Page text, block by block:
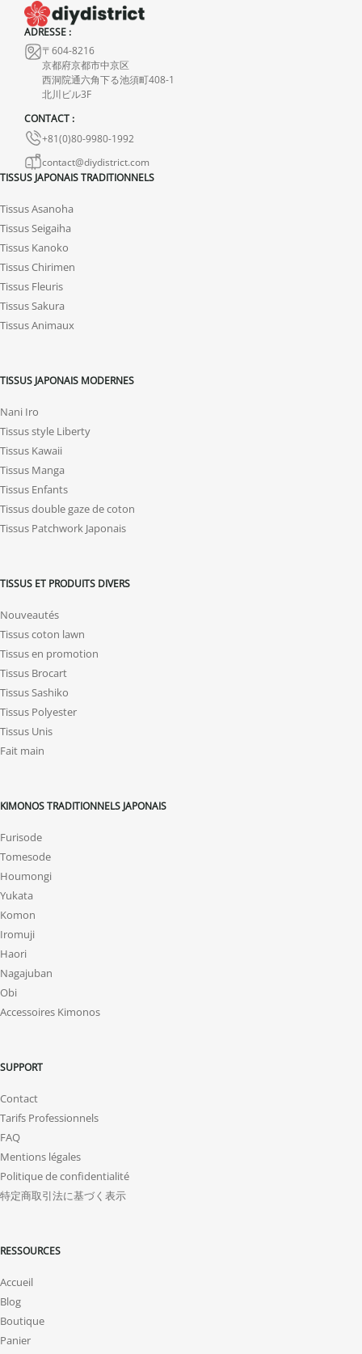
ADRESSE :
〒604-8216
京都府京都市中京区
西洞院通六角下る池須町408-1
北川ビル3F
CONTACT :
+81(0)80-9980-1992
contact@diydistrict.com
TISSUS JAPONAIS TRADITIONNELS
Tissus Asanoha
Tissus Seigaiha
Tissus Kanoko
Tissus Chirimen
Tissus Fleuris
Tissus Sakura
Tissus Animaux
TISSUS JAPONAIS MODERNES
Nani Iro
Tissus style Liberty
Tissus Kawaii
Tissus Manga
Tissus Enfants
Tissus double gaze de coton
Tissus Patchwork Japonais
TISSUS ET PRODUITS DIVERS
Nouveautés
Tissus coton lawn
Tissus en promotion
Tissus Brocart
Tissus Sashiko
Tissus Polyester
Tissus Unis
Fait main
KIMONOS TRADITIONNELS JAPONAIS
Furisode
Tomesode
Houmongi
Yukata
Komon
Iromuji
Haori
Nagajuban
Obi
Accessoires Kimonos
SUPPORT
Contact
Tarifs Professionnels
FAQ
Mentions légales
Politique de confidentialité
特定商取引法に基づく表示
RESSOURCES
Accueil
Blog
Boutique
Panier